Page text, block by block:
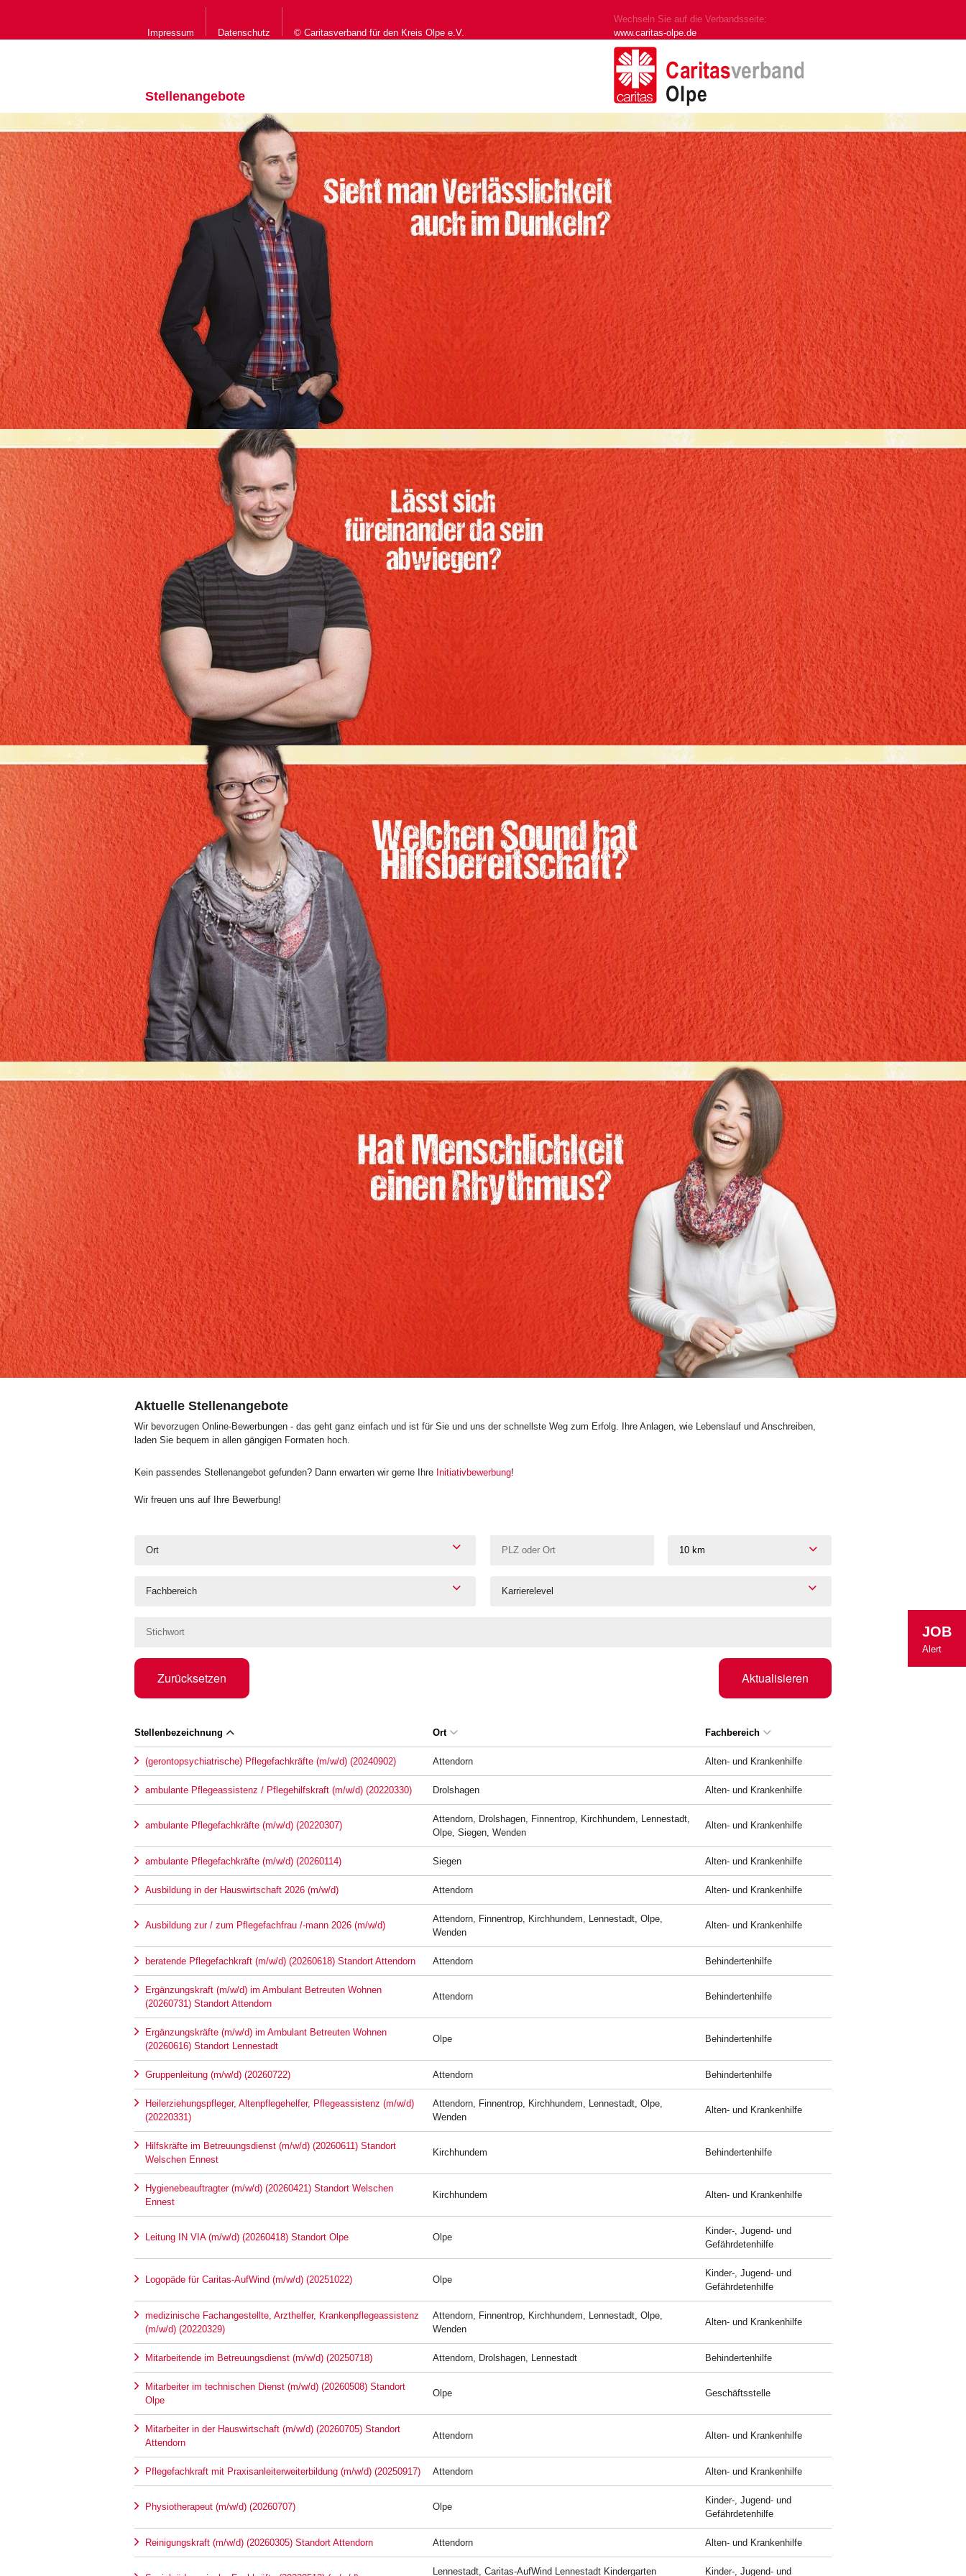
Impressum Datenschutz © Caritasverband für den Kreis Olpe e.V.
Wechseln Sie auf die Verbandsseite:
www.caritas-olpe.de
Stellenangebote
Aktuelle Stellenangebote
Wir bevorzugen Online-Bewerbungen - das geht ganz einfach und ist für Sie und uns der schnellste Weg zum Erfolg. Ihre Anlagen, wie Lebenslauf und Anschreiben,
laden Sie bequem in allen gängigen Formaten hoch.
Kein passendes Stellenangebot gefunden? Dann erwarten wir gerne Ihre Initiativbewerbung!
Wir freuen uns auf Ihre Bewerbung!
Ort 10 km
Fachbereich Karrierelevel
Zurücksetzen Aktualisieren
Stellenbezeichnung Ort Fachbereich
(gerontopsychiatrische) Pflegefachkräfte (m/w/d) (20240902) Attendorn Alten- und Krankenhilfe
ambulante Pflegeassistenz / Pflegehilfskraft (m/w/d) (20220330) Drolshagen Alten- und Krankenhilfe
ambulante Pflegefachkräfte (m/w/d) (20220307)
Attendorn, Drolshagen, Finnentrop, Kirchhundem, Lennestadt,
Olpe, Siegen, Wenden
Alten- und Krankenhilfe
ambulante Pflegefachkräfte (m/w/d) (20260114) Siegen Alten- und Krankenhilfe
Ausbildung in der Hauswirtschaft 2026 (m/w/d) Attendorn Alten- und Krankenhilfe
Ausbildung zur / zum Pflegefachfrau /-mann 2026 (m/w/d)
Attendorn, Finnentrop, Kirchhundem, Lennestadt, Olpe,
Wenden
Alten- und Krankenhilfe
beratende Pflegefachkraft (m/w/d) (20260618) Standort Attendorn Attendorn Behindertenhilfe
Ergänzungskraft (m/w/d) im Ambulant Betreuten Wohnen
(20260731) Standort Attendorn
Attendorn Behindertenhilfe
Ergänzungskräfte (m/w/d) im Ambulant Betreuten Wohnen
(20260616) Standort Lennestadt
Olpe Behindertenhilfe
Gruppenleitung (m/w/d) (20260722) Attendorn Behindertenhilfe
Heilerziehungspfleger, Altenpflegehelfer, Pflegeassistenz (m/w/d)
(20220331)
Attendorn, Finnentrop, Kirchhundem, Lennestadt, Olpe,
Wenden
Alten- und Krankenhilfe
Hilfskräfte im Betreuungsdienst (m/w/d) (20260611) Standort
Welschen Ennest
Kirchhundem Behindertenhilfe
Hygienebeauftragter (m/w/d) (20260421) Standort Welschen
Ennest
Kirchhundem Alten- und Krankenhilfe
Leitung IN VIA (m/w/d) (20260418) Standort Olpe Olpe
Kinder-, Jugend- und
Gefährdetenhilfe
Logopäde für Caritas-AufWind (m/w/d) (20251022) Olpe
Kinder-, Jugend- und
Gefährdetenhilfe
medizinische Fachangestellte, Arzthelfer, Krankenpflegeassistenz
(m/w/d) (20220329)
Attendorn, Finnentrop, Kirchhundem, Lennestadt, Olpe,
Wenden
Alten- und Krankenhilfe
Mitarbeitende im Betreuungsdienst (m/w/d) (20250718) Attendorn, Drolshagen, Lennestadt Behindertenhilfe
Mitarbeiter im technischen Dienst (m/w/d) (20260508) Standort
Olpe
Olpe Geschäftsstelle
Mitarbeiter in der Hauswirtschaft (m/w/d) (20260705) Standort
Attendorn
Attendorn Alten- und Krankenhilfe
Pflegefachkraft mit Praxisanleiterweiterbildung (m/w/d) (20250917) Attendorn Alten- und Krankenhilfe
Physiotherapeut (m/w/d) (20260707) Olpe
Kinder-, Jugend- und
Gefährdetenhilfe
Reinigungskraft (m/w/d) (20260305) Standort Attendorn Attendorn Alten- und Krankenhilfe
Lennestadt, Caritas-AufWind Lennestadt Kindergarten Kinder-, Jugend- und
JOB
Alert